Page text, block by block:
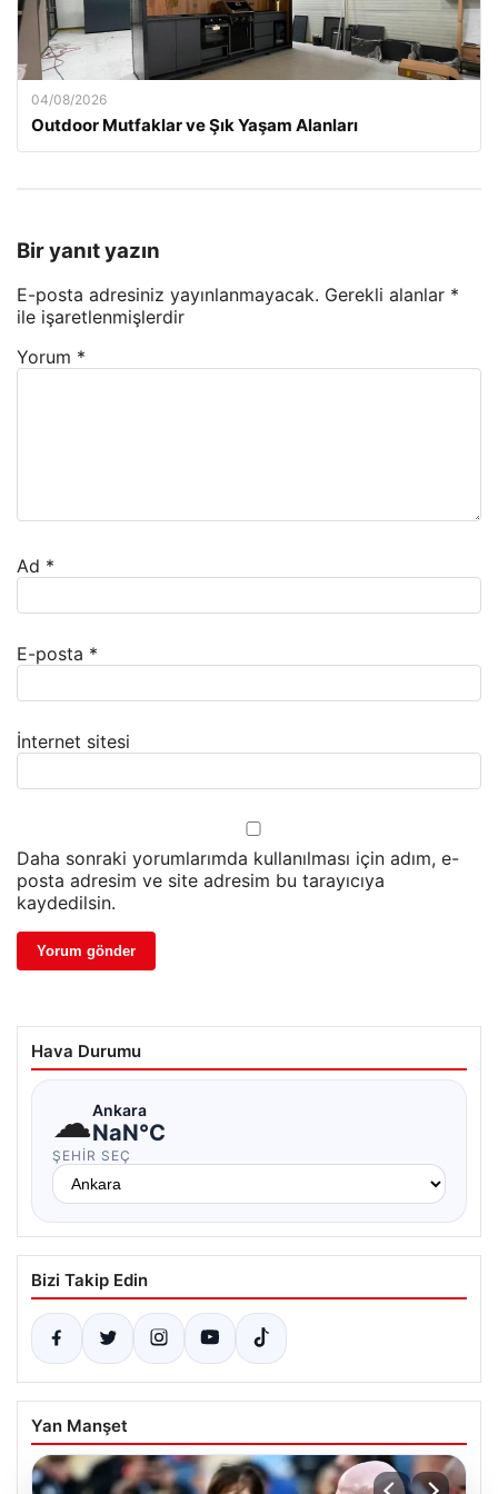
04/08/2026
Outdoor Mutfaklar ve Şık Yaşam Alanları
Bir yanıt yazın
E-posta adresiniz yayınlanmayacak. Gerekli alanlar *
ile işaretlenmişlerdir
Yorum *
Ad *
E-posta *
İnternet sitesi
Daha sonraki yorumlarımda kullanılması için adım, e-
posta adresim ve site adresim bu tarayıcıya
kaydedilsin.
Hava Durumu
☁Ankara
NaN°C
ŞEHIR SEÇ
Bizi Takip Edin
Yan Manşet